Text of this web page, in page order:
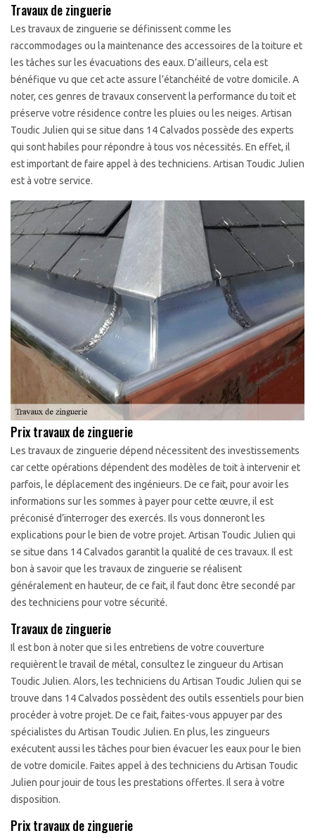
Travaux de zinguerie
Les travaux de zinguerie se définissent comme les
raccommodages ou la maintenance des accessoires de la toiture et
les tâches sur les évacuations des eaux. D’ailleurs, cela est
bénéfique vu que cet acte assure l’étanchéité de votre domicile. A
noter, ces genres de travaux conservent la performance du toit et
préserve votre résidence contre les pluies ou les neiges. Artisan
Toudic Julien qui se situe dans 14 Calvados possède des experts
qui sont habiles pour répondre à tous vos nécessités. En effet, il
est important de faire appel à des techniciens. Artisan Toudic Julien
est à votre service.
Prix travaux de zinguerie
Les travaux de zinguerie dépend nécessitent des investissements
car cette opérations dépendent des modèles de toit à intervenir et
parfois, le déplacement des ingénieurs. De ce fait, pour avoir les
informations sur les sommes à payer pour cette œuvre, il est
préconisé d’interroger des exercés. Ils vous donneront les
explications pour le bien de votre projet. Artisan Toudic Julien qui
se situe dans 14 Calvados garantit la qualité de ces travaux. Il est
bon à savoir que les travaux de zinguerie se réalisent
généralement en hauteur, de ce fait, il faut donc être secondé par
des techniciens pour votre sécurité.
Travaux de zinguerie
Il est bon à noter que si les entretiens de votre couverture
requièrent le travail de métal, consultez le zingueur du Artisan
Toudic Julien. Alors, les techniciens du Artisan Toudic Julien qui se
trouve dans 14 Calvados possèdent des outils essentiels pour bien
procéder à votre projet. De ce fait, faites-vous appuyer par des
spécialistes du Artisan Toudic Julien. En plus, les zingueurs
exécutent aussi les tâches pour bien évacuer les eaux pour le bien
de votre domicile. Faites appel à des techniciens du Artisan Toudic
Julien pour jouir de tous les prestations offertes. Il sera à votre
disposition.
Prix travaux de zinguerie